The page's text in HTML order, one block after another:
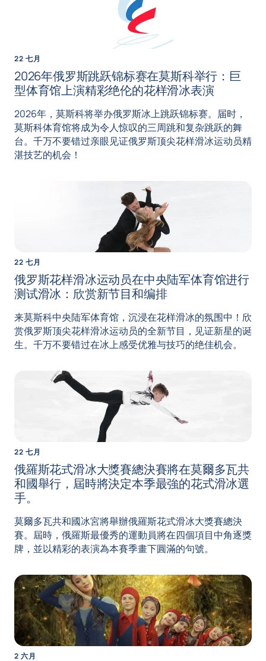
22 七月
2026年俄罗斯跳跃锦标赛在莫斯科举行：巨
型体育馆上演精彩绝伦的花样滑冰表演
2026年，莫斯科将举办俄罗斯冰上跳跃锦标赛。届时，
莫斯科体育馆将成为令人惊叹的三周跳和复杂跳跃的舞
台。千万不要错过亲眼见证俄罗斯顶尖花样滑冰运动员精
湛技艺的机会！
22 七月
俄罗斯花样滑冰运动员在中央陆军体育馆进行
测试滑冰：欣赏新节目和编排
来莫斯科中央陆军体育馆，沉浸在花样滑冰的氛围中！欣
赏俄罗斯顶尖花样滑冰运动员的全新节目，见证新星的诞
生。千万不要错过在冰上感受优雅与技巧的绝佳机会。
22 七月
俄羅斯花式滑冰大獎賽總決賽將在莫爾多瓦共
和國舉行，屆時將決定本季最強的花式滑冰選
手。
莫爾多瓦共和國冰宮將舉辦俄羅斯花式滑冰大獎賽總決
賽。屆時，俄羅斯最優秀的運動員將在四個項目中角逐獎
牌，並以精彩的表演為本賽季畫下圓滿的句號。
2 六月